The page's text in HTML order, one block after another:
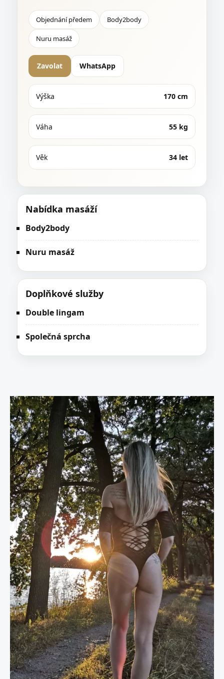
Objednání předem Body2body
Nuru masáž
Zavolat WhatsApp
Výška 170 cm
Váha 55 kg
Věk 34 let
Nabídka masáží
Body2body
Nuru masáž
Doplňkové služby
Double lingam
Společná sprcha